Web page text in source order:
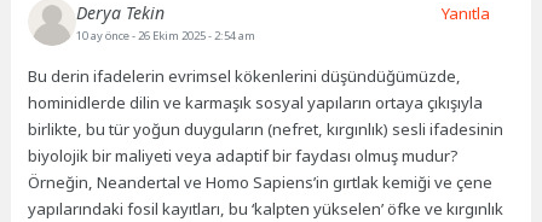
Derya Tekin
10 ay önce- 26 Ekim 2025 - 2:54 am
Bu derin ifadelerin evrimsel kökenlerini düşündüğümüzde,
hominidlerde dilin ve karmaşık sosyal yapıların ortaya çıkışıyla
birlikte, bu tür yoğun duyguların (nefret, kırgınlık) sesli ifadesinin
biyolojik bir maliyeti veya adaptif bir faydası olmuş mudur?
Örneğin, Neandertal ve Homo Sapiens’in gırtlak kemiği ve çene
yapılarındaki fosil kayıtları, bu ‘kalpten yükselen’ öfke ve kırgınlık
Yanıtla